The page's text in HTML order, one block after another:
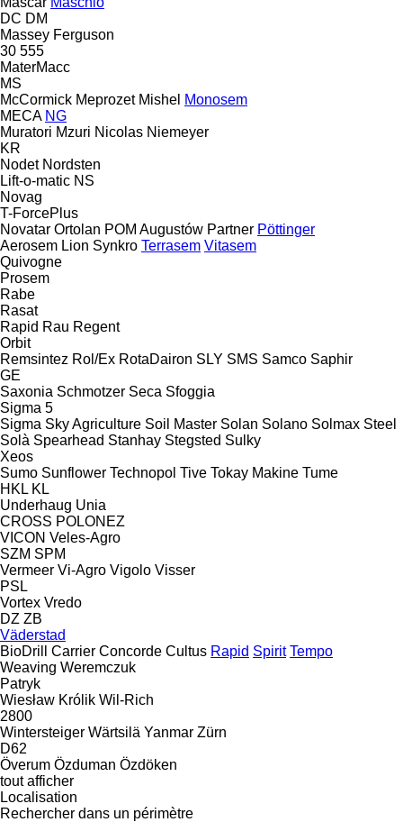
DC DM
Massey Ferguson
30 555
MaterMacc
MS
McCormick Meprozet Mishel Monosem
MECA NG
Muratori Mzuri Nicolas Niemeyer
KR
Nodet Nordsten
Lift-o-matic NS
Novag
T-ForcePlus
Novatar Ortolan POM Augustów Partner Pöttinger
Aerosem Lion Synkro Terrasem Vitasem
Quivogne
Prosem
Rabe
Rasat
Rapid Rau Regent
Orbit
Remsintez Rol/Ex RotaDairon SLY SMS Samco Saphir
GE
Saxonia Schmotzer Seca Sfoggia
Sigma 5
Sigma Sky Agriculture Soil Master Solan Solano Solmax Steel
Solà Spearhead Stanhay Stegsted Sulky
Xeos
Sumo Sunflower Technopol Tive Tokay Makine Tume
HKL KL
Underhaug Unia
CROSS POLONEZ
VICON Veles-Agro
SZM SPM
Vermeer Vi-Agro Vigolo Visser
PSL
Vortex Vredo
DZ ZB
Väderstad
BioDrill
Carrier Concorde Cultus Rapid Spirit Tempo
Weaving Weremczuk
Patryk
Wiesław Królik Wil-Rich
2800
Wintersteiger Wärtsilä Yanmar Zürn
D62
Överum Özduman Özdöken
tout afficher
Localisation
Rechercher dans un périmètre